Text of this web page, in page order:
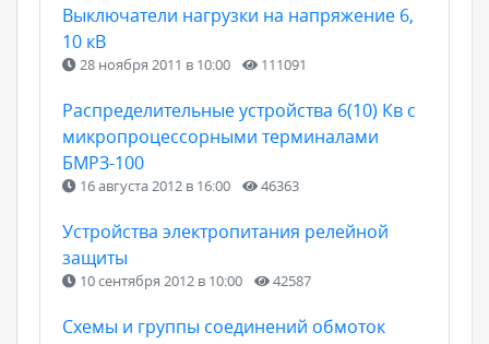
Выключатели нагрузки на напряжение 6,
10 кВ
28 ноября 2011 в 10:00 111091
Распределительные устройства 6(10) Кв с
микропроцессорными терминалами
БМРЗ-100
16 августа 2012 в 16:00 46363
Устройства электропитания релейной
защиты
10 сентября 2012 в 10:00 42587
Схемы и группы соединений обмоток